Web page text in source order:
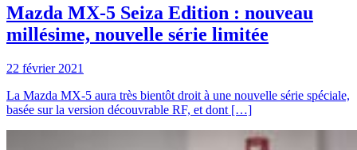
Mazda MX-5 Seiza Edition : nouveau
millésime, nouvelle série limitée
22 février 2021
La Mazda MX-5 aura très bientôt droit à une nouvelle série spéciale,
basée sur la version découvrable RF, et dont […]